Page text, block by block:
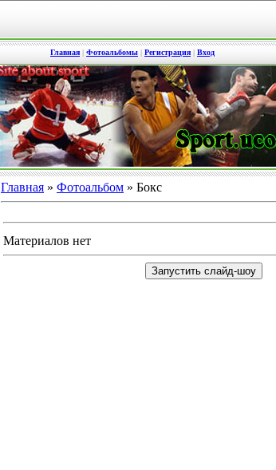
Главная | Фотоальбомы | Регистрация | Вход
Главная » Фотоальбом » Бокс
Материалов нет